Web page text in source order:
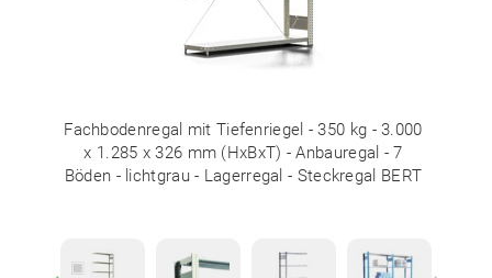
Fachbodenregal mit Tiefenriegel - 350 kg - 3.000
x 1.285 x 326 mm (HxBxT) - Anbauregal - 7
Böden - lichtgrau - Lagerregal - Steckregal BERT